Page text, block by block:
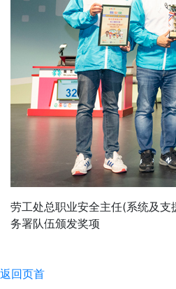
劳工处总职业安全主任(系统及
务署队伍颁发奖项
返回页首